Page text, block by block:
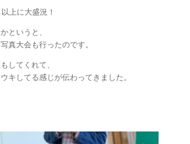
上に大盛況！
というと、
真大会も行ったのです。
してくれて、
キしてる感じが伝わってきました。